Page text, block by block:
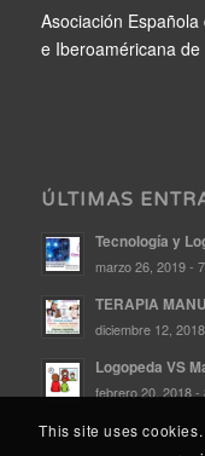
Asociación
e Iberoaméricana
ÚLTIMAS
Tecnología y
marzo 26, 2019 -
TERAPIA
diciembre 12,
Logopeda VS
febrero 20, 2018 -
This site uses